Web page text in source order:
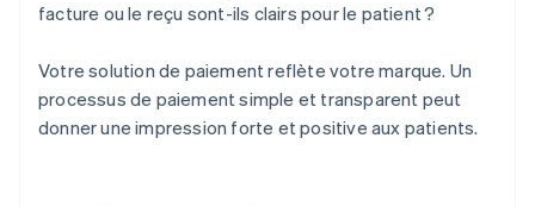
facture ou le reçu sont-ils clairs pour le patient ?
Votre solution de paiement reflète votre marque. Un
processus de paiement simple et transparent peut
donner une impression forte et positive aux patients.